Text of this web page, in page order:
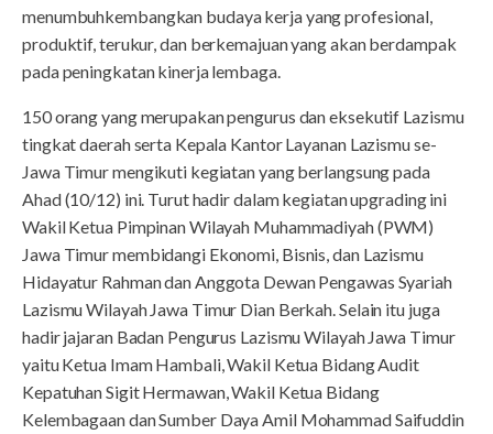
menumbuhkembangkan budaya kerja yang profesional,
produktif, terukur, dan berkemajuan yang akan berdampak
pada peningkatan kinerja lembaga.
150 orang yang merupakan pengurus dan eksekutif Lazismu
tingkat daerah serta Kepala Kantor Layanan Lazismu se-
Jawa Timur mengikuti kegiatan yang berlangsung pada
Ahad (10/12) ini. Turut hadir dalam kegiatan upgrading ini
Wakil Ketua Pimpinan Wilayah Muhammadiyah (PWM)
Jawa Timur membidangi Ekonomi, Bisnis, dan Lazismu
Hidayatur Rahman dan Anggota Dewan Pengawas Syariah
Lazismu Wilayah Jawa Timur Dian Berkah. Selain itu juga
hadir jajaran Badan Pengurus Lazismu Wilayah Jawa Timur
yaitu Ketua Imam Hambali, Wakil Ketua Bidang Audit
Kepatuhan Sigit Hermawan, Wakil Ketua Bidang
Kelembagaan dan Sumber Daya Amil Mohammad Saifuddin